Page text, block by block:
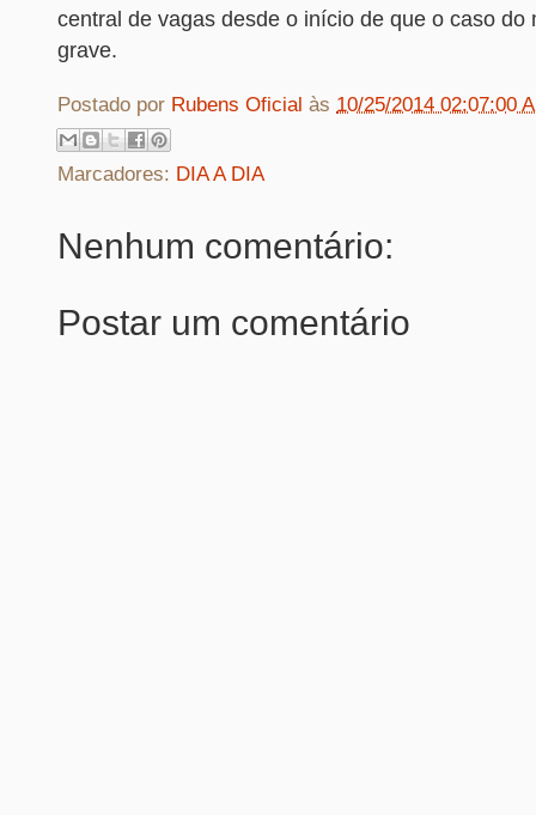
central de vagas desde o início de que o caso do
grave.
Postado por Rubens Oficial às 10/25/2014 02:07:00
Marcadores: DIA A DIA
Nenhum comentário:
Postar um comentário